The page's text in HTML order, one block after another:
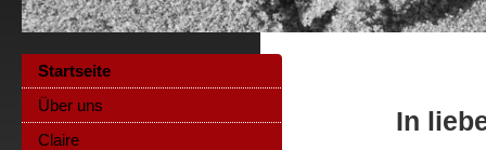
In
Startseite
Über uns
Claire